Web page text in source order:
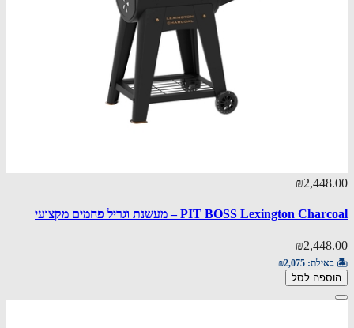
₪2,448.00
PIT BOSS Lexington Charcoal – מעשנת וגריל פחמים מקצועי
₪2,448.00
🏝️ באילת: ₪2,075
הוספה לסל